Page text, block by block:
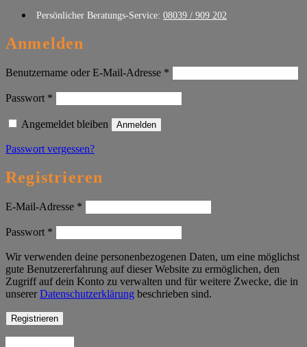
Persönlicher Beratungs-Service: 08039 / 909 202
Anmelden
Benutzername oder E-Mail-Adresse *
Passwort *
Angemeldet bleiben Anmelden
Passwort vergessen?
Registrieren
E-Mail-Adresse *
Passwort *
Wir verwenden deine personenbezogenen Daten, um eine möglichst
gute Benutzererfahrung auf dieser Website zu ermöglichen, den
Zugriff auf dein Konto zu verwalten und für weitere Zwecke, die in
unserer Datenschutzerklärung beschrieben sind.
Registrieren